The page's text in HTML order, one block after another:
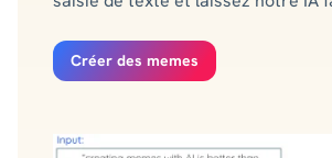
Créer des memes